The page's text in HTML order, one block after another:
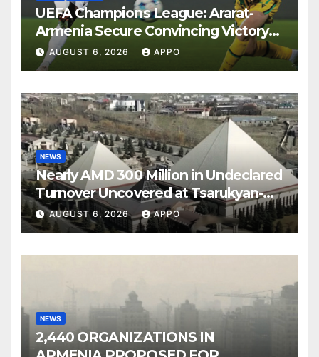
UEFA Champions League: Ararat-
Armenia Secure Convincing Victory
Over Shamrock Rovers 2-0
AUGUST 6, 2026 APPO
NEWS
Nearly AMD 300 Million in Undeclared
Turnover Uncovered at Tsarukyan-
Owned Entertainment Center
AUGUST 6, 2026 APPO
NEWS
2,440 ORGANIZATIONS IN